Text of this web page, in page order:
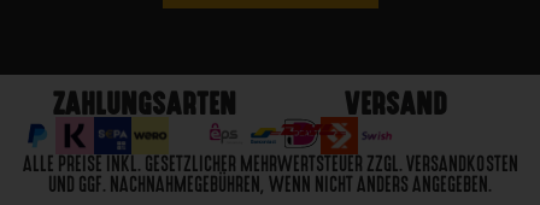
ZAHLUNGSARTEN VERSAND
ALLE PREISE INKL. GESETZLICHER MEHRWERTSTEUER ZZGL. VERSANDKOSTEN
UND GGF. NACHNAHMEGEBÜHREN, WENN NICHT ANDERS ANGEGEBEN.